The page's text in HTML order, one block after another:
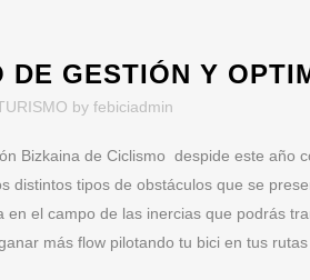
DE GESTIÓN Y
by febiciadmin
Bizkaina de Ciclismo despide este año
distintos tipos de obstáculos que se
en el campo de las inercias que podrás
más flow pilotando tu bici en tus rutas